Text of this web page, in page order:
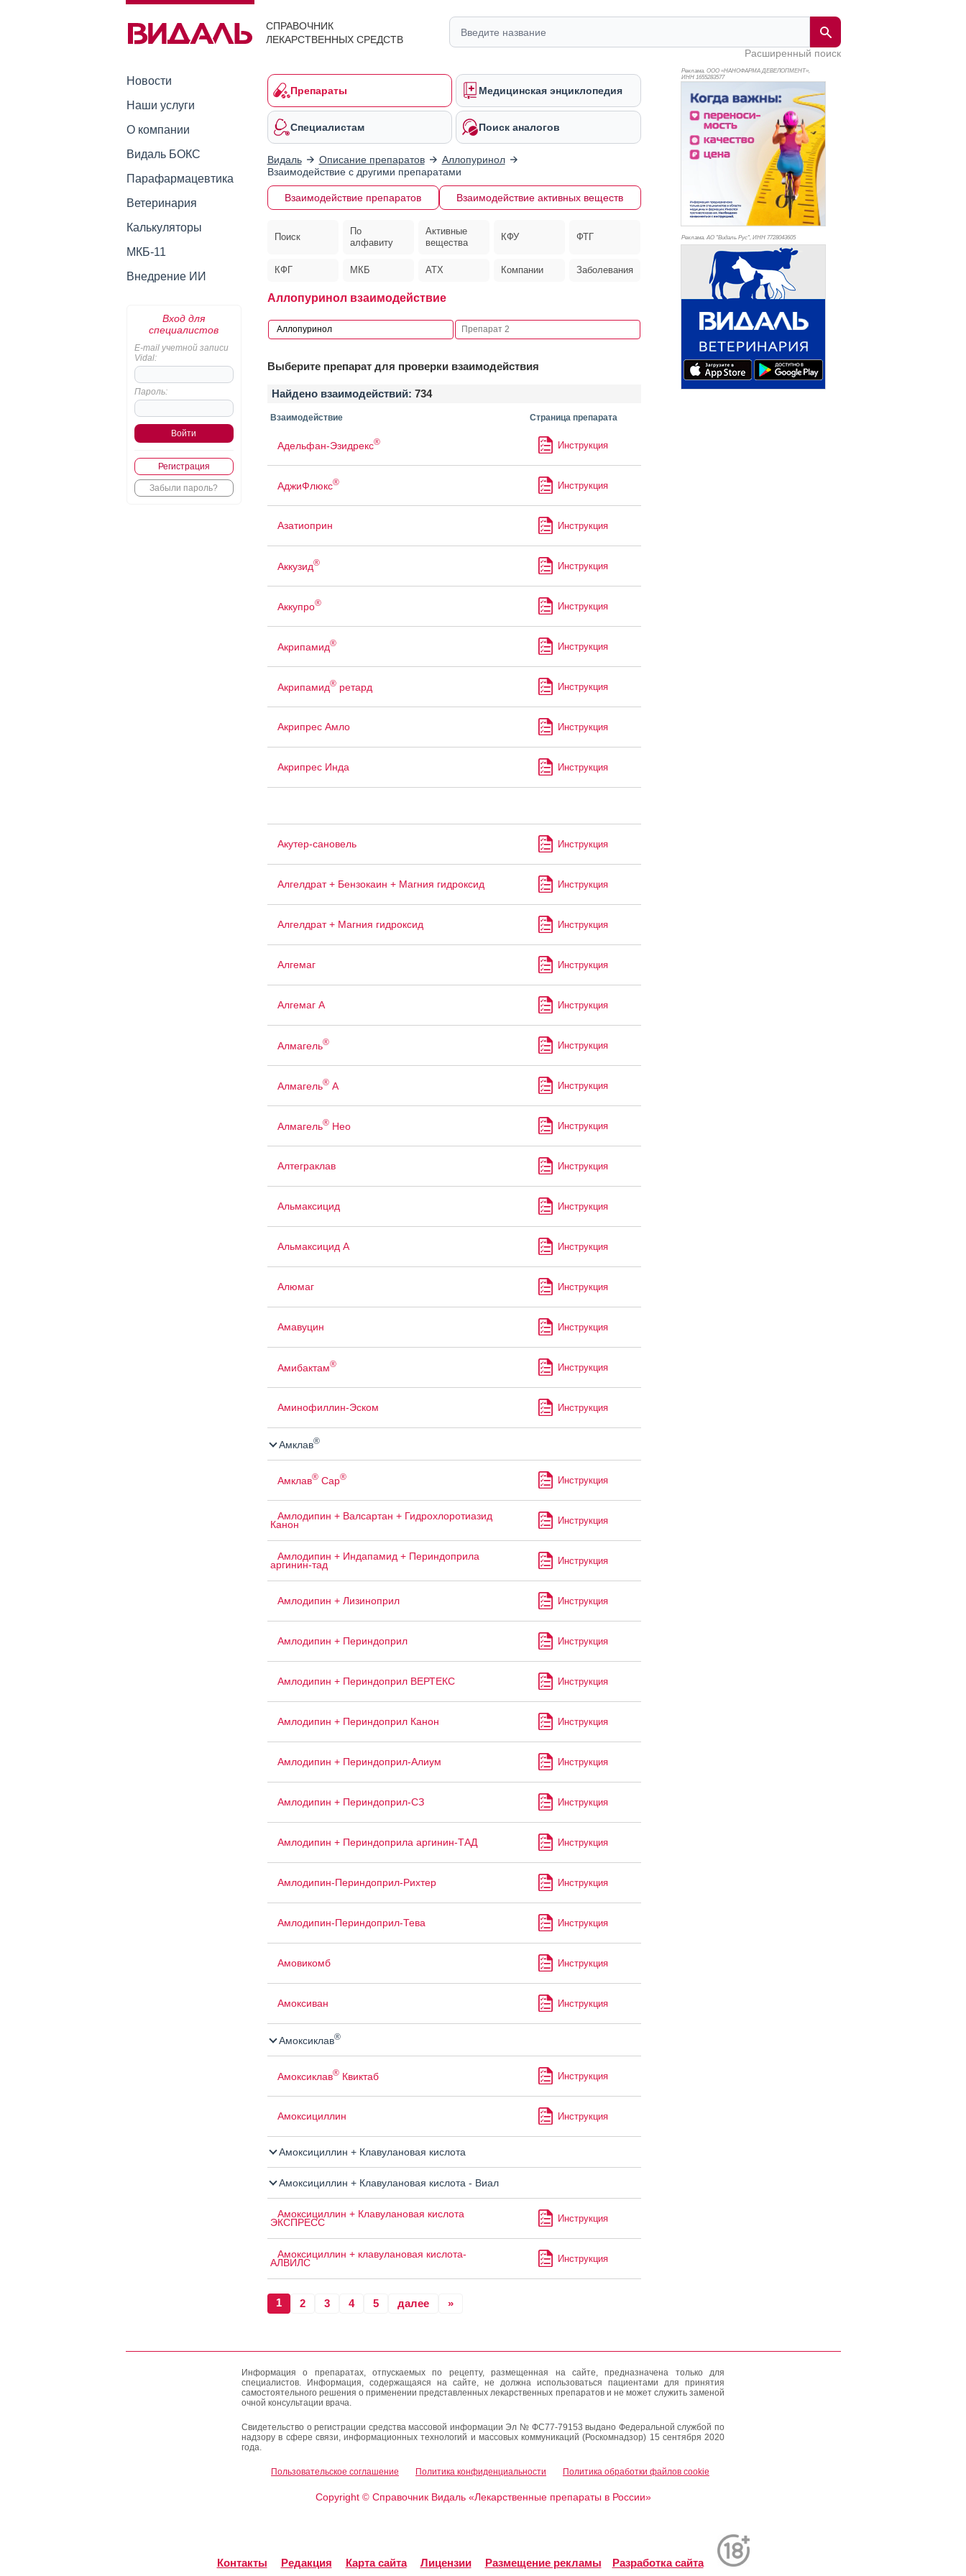
СПРАВОЧНИК
ЛЕКАРСТВЕННЫХ СРЕДСТВ
Расширенный поиск
Новости
Наши услуги
О компании
Видаль БОКС
Парафармацевтика
Ветеринария
Калькуляторы
МКБ-11
Внедрение ИИ
Вход для
специалистов
E-mail учетной записи
Vidal:
Пароль:
Регистрация
Забыли пароль?
Препараты Медицинская энциклопедия
Специалистам Поиск аналогов
Видаль Описание препаратов
Аллопуринол
Взаимодействие с другими препаратами
Взаимодействие препаратов Взаимодействие активных веществ
Поиск
По
алфавиту
Активные
вещества
КФУ ФТГ
КФГ МКБ АТХ Компании Заболевания
Аллопуринол взаимодействие
Выберите препарат для проверки взаимодействия
Найдено взаимодействий: 734
Взаимодействие Страница препарата
Адельфан-Эзидрекс® Инструкция
АджиФлюкс® Инструкция
Азатиоприн Инструкция
Аккузид® Инструкция
Аккупро® Инструкция
Акрипамид® Инструкция
Акрипамид®ретард Инструкция
Акрипрес Амло Инструкция
Акрипрес Инда Инструкция
Акутер-сановель Инструкция
Алгелдрат + Бензокаин + Магния гидроксид Инструкция
Алгелдрат + Магния гидроксид Инструкция
Алгемаг Инструкция
Алгемаг А Инструкция
Алмагель® Инструкция
Алмагель®А Инструкция
Алмагель®Нео Инструкция
Алтеграклав Инструкция
Альмаксицид Инструкция
Альмаксицид А Инструкция
Алюмаг Инструкция
Амавуцин Инструкция
Амибактам® Инструкция
Аминофиллин-Эском Инструкция
Амклав®
Амклав®Сар® Инструкция
Амлодипин + Валсартан + Гидрохлоротиазид
Канон Инструкция
Амлодипин + Индапамид + Периндоприла
аргинин-тад Инструкция
Амлодипин + Лизиноприл Инструкция
Амлодипин + Периндоприл Инструкция
Амлодипин + Периндоприл ВЕРТЕКС Инструкция
Амлодипин + Периндоприл Канон Инструкция
Амлодипин + Периндоприл-Алиум Инструкция
Амлодипин + Периндоприл-СЗ Инструкция
Амлодипин + Периндоприла аргинин-ТАД Инструкция
Амлодипин-Периндоприл-Рихтер Инструкция
Амлодипин-Периндоприл-Тева Инструкция
Амовикомб Инструкция
Амоксиван Инструкция
Амоксиклав®
Амоксиклав®Квиктаб Инструкция
Амоксициллин Инструкция
Амоксициллин + Клавулановая кислота
Амоксициллин + Клавулановая кислота - Виал
Амоксициллин + Клавулановая кислота
ЭКСПРЕСС Инструкция
Амоксициллин + клавулановая кислота-
АЛВИЛС Инструкция
1 2 3 4 5 далее »
Реклама. ООО «НАНОФАРМА ДЕВЕЛОПМЕНТ»,
ИНН 1655283577
Реклама. АО "Видаль Рус", ИНН 7728043605
Информация о препаратах, отпускаемых по рецепту, размещенная на сайте, предназначена только для
специалистов. Информация, содержащаяся на сайте, не должна использоваться пациентами для принятия
самостоятельного решения о применении представленных лекарственных препаратов и не может служить заменой
очной консультации врача.
Свидетельство о регистрации средства массовой информации Эл № ФС77-79153 выдано Федеральной службой по
надзору в сфере связи, информационных технологий и массовых коммуникаций (Роскомнадзор) 15 сентября 2020
года.
Пользовательское соглашение Политика конфиденциальности Политика обработки файлов cookie
Copyright ©Справочник Видаль «Лекарственные препараты в России»
Контакты Редакция Карта сайта Лицензии Размещение рекламы Разработка сайта